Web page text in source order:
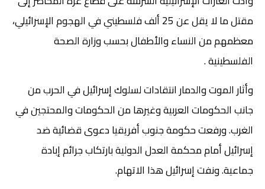
مقتل ما لا يقل عن 25 ألف فلسطيني في الهجوم الإسرائيلي،
معظمهم من النساء والأطفال بحسب وزارة الصحة
الفلسطينية .
وأثار الموت والدمار انتقادات لسلوك إسرائيل في الحرب من
جانب الحكومات العربية وغيرها من الحكومات والمحتجين في
الغرب. ورفعت حكومة جنوب أفريقيا دعوى قضائية ضد
إسرائيل أمام محكمة العدل الدولية بارتكاب جرائم إبادة
جماعية. ونفت إسرائيل هذا الاتهام.